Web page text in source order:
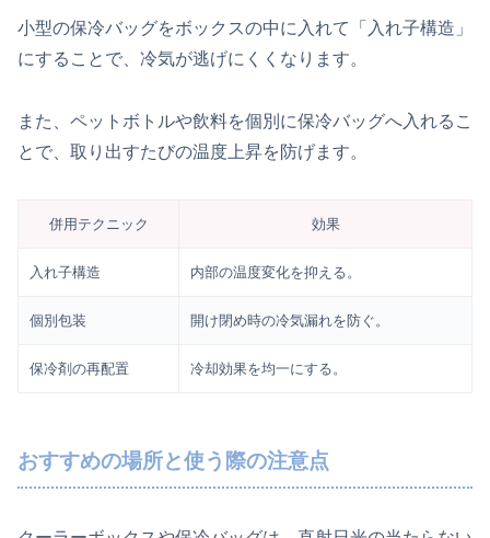
小型の保冷バッグをボックスの中に入れて「入れ子構造」
にすることで、冷気が逃げにくくなります。
また、ペットボトルや飲料を個別に保冷バッグへ入れるこ
とで、取り出すたびの温度上昇を防げます。
併用テクニック 効果
入れ子構造 内部の温度変化を抑える。
個別包装 開け閉め時の冷気漏れを防ぐ。
保冷剤の再配置 冷却効果を均一にする。
おすすめの場所と使う際の注意点